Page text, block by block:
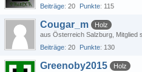
Beiträge 20 Punkte 115
Cougar_m
Holz
aus Österreich Salzburg Mitglied
Beiträge 20 Punkte 130
Greenoby2015
Holz